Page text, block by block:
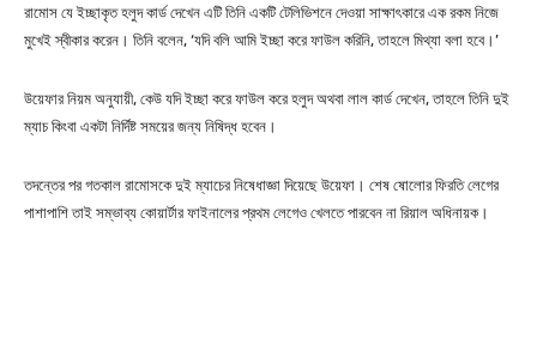
রামোস যে ইচ্ছাকৃত হলুদ কার্ড দেখেন এটি তিনি একটি টেলিভিশনে দেওয়া সাক্ষাৎকারে এক রকম নিজে
মুখেই স্বীকার করেন। তিনি বলেন, ‘যদি বলি আমি ইচ্ছা করে ফাউল করিনি, তাহলে মিথ্যা বলা হবে।’
উয়েফার নিয়ম অনুযায়ী, কেউ যদি ইচ্ছা করে ফাউল করে হলুদ অথবা লাল কার্ড দেখেন, তাহলে তিনি দুই
ম্যাচ কিংবা একটা নির্দিষ্ট সময়ের জন্য নিষিদ্ধ হবেন।
তদন্তের পর গতকাল রামোসকে দুই ম্যাচের নিষেধাজ্ঞা দিয়েছে উয়েফা। শেষ ষোলোর ফিরতি লেগের
পাশাপাশি তাই সম্ভাব্য কোয়ার্টার ফাইনালের প্রথম লেগেও খেলতে পারবেন না রিয়াল অধিনায়ক।